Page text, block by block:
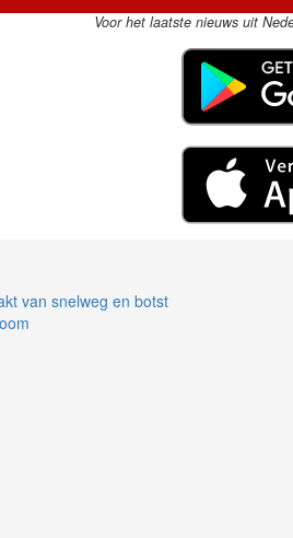
Voor het laatste nieuws uit
van snelweg en botst